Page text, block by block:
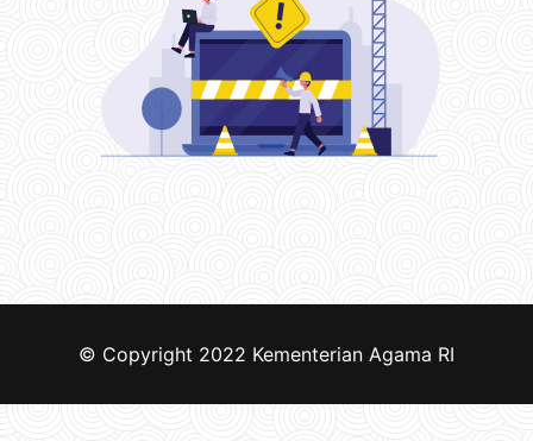
© Copyright 2022 Kementerian Agama RI